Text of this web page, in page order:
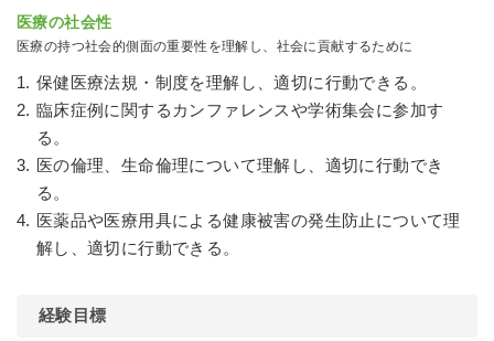
医療の社会性
医療の持つ社会的側面の重要性を理解し、社会に貢献するために
保健医療法規・制度を理解し、適切に行動できる。
臨床症例に関するカンファレンスや学術集会に参加す
る。
医の倫理、生命倫理について理解し、適切に行動でき
る。
医薬品や医療用具による健康被害の発生防止について理
解し、適切に行動できる。
経験目標